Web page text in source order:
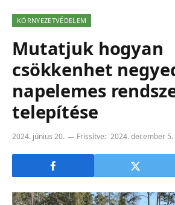
KÖRNYEZETVÉDELEM
Mutatjuk hogyan
csökkenhet
napelemes
telepítése
2024. június 20. Frissítve: 2024. december 5.